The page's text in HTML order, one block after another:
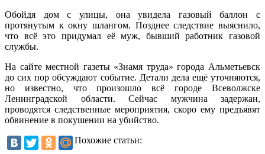
Обойдя дом с улицы, она увидела газовый баллон с
протянутым к окну шлангом. Позднее следствие выяснило,
что всё это придумал её муж, бывший работник газовой
службы.
На сайте местной газеты «Знамя труда» города Альметьевск
до сих пор обсуждают событие. Детали дела ещё уточняются,
но известно, что произошло всё городе Всеволжске
Ленинградской области. Сейчас мужчина задержан,
проводятся следственные мероприятия, скоро ему предъявят
обвинение в покушении на убийство.
Похожие статьи: